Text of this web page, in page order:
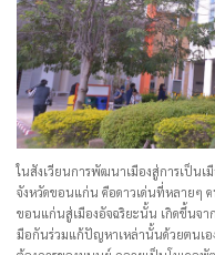
ในสังเวียนการพัฒนาเมืองสู่การเป็นเ
จังหวัดขอนแก่น คือดาวเด่นที่หลายๆ
ขอนแก่นสู่เมืองอัจฉริยะนั้น เกิดขึ้นจ
มือกันร่วมแก้ปัญหาเหล่านั้นด้วยตนเ